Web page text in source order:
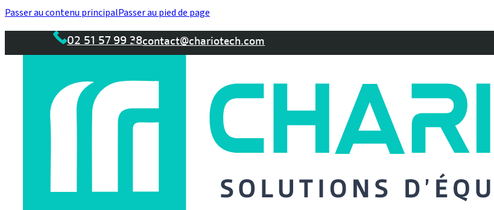
Passer au contenu principalPasser au pied de page
02 51 57 99 38contact@chariotech.com